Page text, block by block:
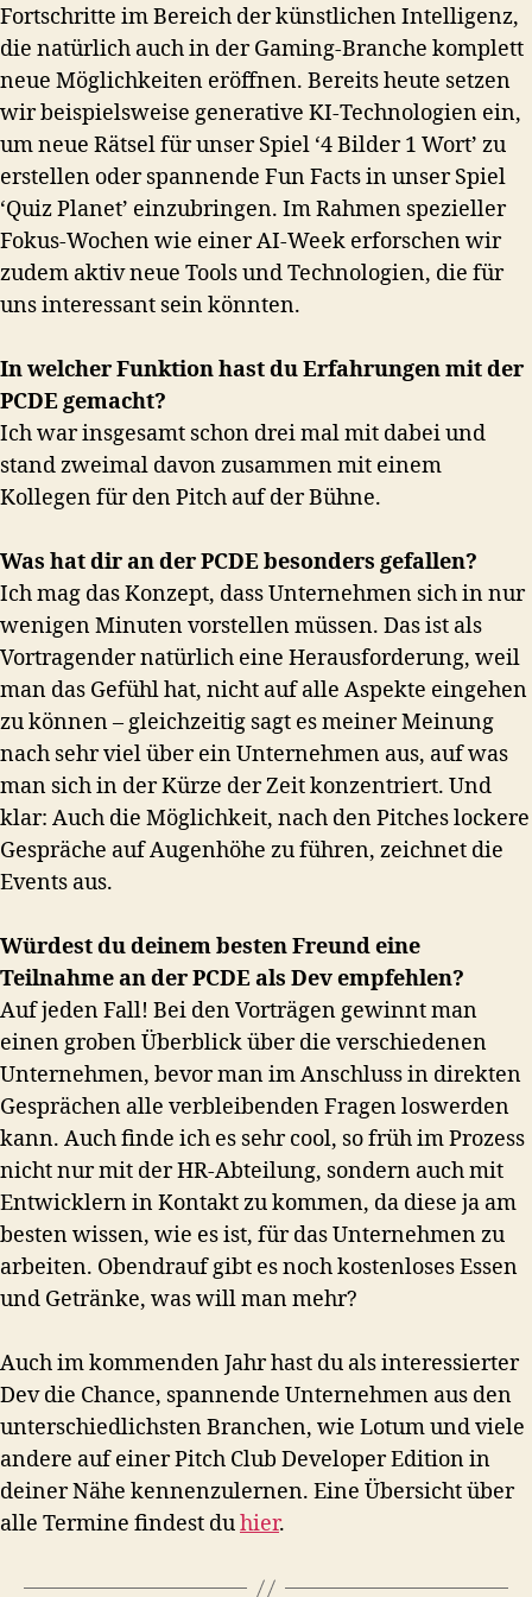
Fortschritte im Bereich der künstlichen Intelligenz,
die natürlich auch in der Gaming-Branche komplett
neue Möglichkeiten eröffnen. Bereits heute setzen
wir beispielsweise generative KI-Technologien ein,
um neue Rätsel für unser Spiel ‘4 Bilder 1 Wort’ zu
erstellen oder spannende Fun Facts in unser Spiel
‘Quiz Planet’ einzubringen. Im Rahmen spezieller
Fokus-Wochen wie einer AI-Week erforschen wir
zudem aktiv neue Tools und Technologien, die für
uns interessant sein könnten.
In welcher Funktion hast du Erfahrungen mit der
PCDE gemacht?
Ich war insgesamt schon drei mal mit dabei und
stand zweimal davon zusammen mit einem
Kollegen für den Pitch auf der Bühne.
Was hat dir an der PCDE besonders gefallen?
Ich mag das Konzept, dass Unternehmen sich in nur
wenigen Minuten vorstellen müssen. Das ist als
Vortragender natürlich eine Herausforderung, weil
man das Gefühl hat, nicht auf alle Aspekte eingehen
zu können – gleichzeitig sagt es meiner Meinung
nach sehr viel über ein Unternehmen aus, auf was
man sich in der Kürze der Zeit konzentriert. Und
klar: Auch die Möglichkeit, nach den Pitches lockere
Gespräche auf Augenhöhe zu führen, zeichnet die
Events aus.
Würdest du deinem besten Freund eine
Teilnahme an der PCDE als Dev empfehlen?
Auf jeden Fall! Bei den Vorträgen gewinnt man
einen groben Überblick über die verschiedenen
Unternehmen, bevor man im Anschluss in direkten
Gesprächen alle verbleibenden Fragen loswerden
kann. Auch finde ich es sehr cool, so früh im Prozess
nicht nur mit der HR-Abteilung, sondern auch mit
Entwicklern in Kontakt zu kommen, da diese ja am
besten wissen, wie es ist, für das Unternehmen zu
arbeiten. Obendrauf gibt es noch kostenloses Essen
und Getränke, was will man mehr?
Auch im kommenden Jahr hast du als interessierter
Dev die Chance, spannende Unternehmen aus den
unterschiedlichsten Branchen, wie Lotum und viele
andere auf einer Pitch Club Developer Edition in
deiner Nähe kennenzulernen. Eine Übersicht über
alle Termine findest duhier.